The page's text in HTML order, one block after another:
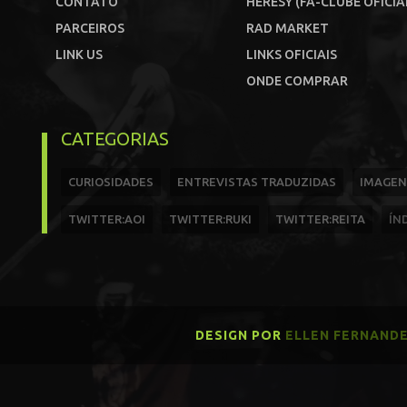
PARCEIROS
LINK US
RAD MARKET
LINKS OFICIAIS
ONDE COMPRAR
CATEGORIAS
CURIOSIDADES ENTREVISTAS TRADUZIDAS
TWITTER:AOI TWITTER:RUKI TWITTER:REITA
DESIGN POR ELLEN